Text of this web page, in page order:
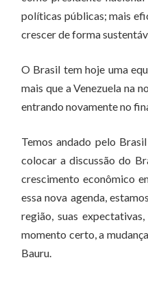
políticas públicas; mais
crescer de forma
O Brasil tem hoje uma
mais que a Venezuela na
entrando novamente no
Temos andado pelo
colocar a discussão do
crescimento econômico
essa nova agenda,
região, suas
momento certo, a
Bauru.